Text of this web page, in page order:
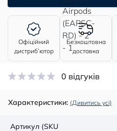
Офіційний
дистриб’ютор
Безкоштовна
доставка
0 відгуків
Характеристики: (Дивитись усі)
Артикул (SKU